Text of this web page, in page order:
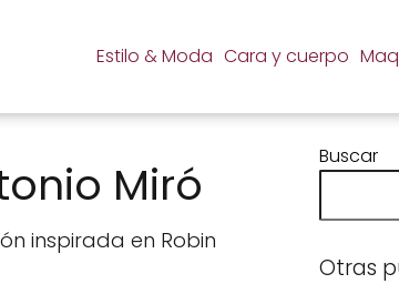
Estilo & Moda Cara y cuerpo
Miró
inspirada en Robin
Buscar
Otras